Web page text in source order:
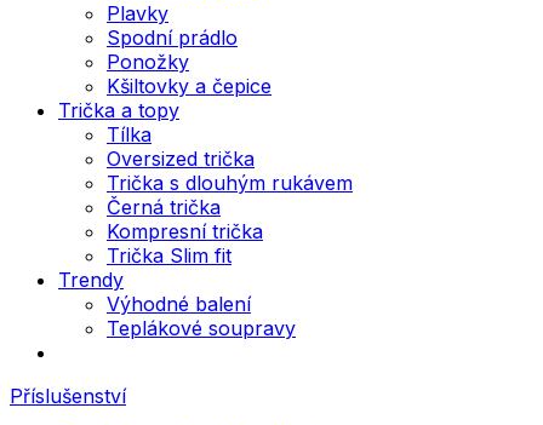
Plavky
Spodní prádlo
Ponožky
Kšiltovky a čepice
Trička a topy
Tílka
Oversized trička
Trička s dlouhým rukávem
Černá trička
Kompresní trička
Trička Slim fit
Trendy
Výhodné balení
Teplákové soupravy
Příslušenství